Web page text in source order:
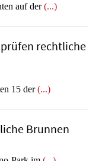
auf der(...)
rechtliche
15 der(...)
Brunnen